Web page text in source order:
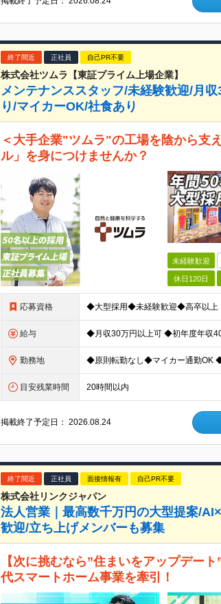
終了間近 正社員 自己PR不要
株式会社ツムラ【東証プライム上場企業】
メンテナンススタッフ/未経験歓迎/月
り/マイカーOK/社食あり
＜大手企業"ツムラ"の工場を陰から支
ル」を身につけませんか？
未経験歓迎
休日120日
応募資格
給与
勤務地
目安残業時間 20時間以内
掲載終了予定日：2026.08.24
終了間近 正社員 面接情報有 自己PR不要
株式会社リンクジャパン
法人営業｜最高数千万円の大型提案/
歓迎/立ち上げメンバーも募集
【次に挑むなら”住まいをアップデー
代スマートホーム事業を牽引！